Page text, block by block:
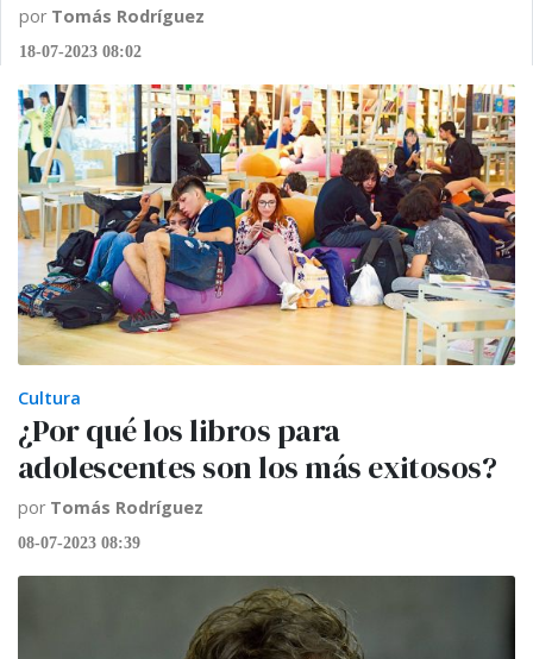
por Tomás Rodríguez
18-07-2023 08:02
Cultura
¿Por qué los libros para
adolescentes son los más exitosos?
por Tomás Rodríguez
08-07-2023 08:39